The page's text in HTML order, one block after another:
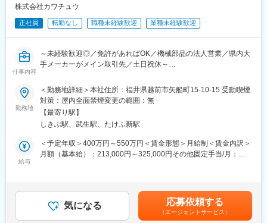
変更の範囲：無
当社の営業は、一人ひとりの裁量が大きいことが特長です。
す。
中小企業ならではの意思決定のスピード感があるため、
自分で考え、工夫し、結果につなげられる環境だからこそ、
一人ひとりが高いモチベーションを持って仕事に取り組めていま
す。
四国、福井、広島と拠点を拡大し、今後も九州・静岡・茨城など
への展開を計画しています。
2026年度より工事事業本部を発足し、機械の提案から工事まで一
貫して対応できる体制を整えました。
これにより、より幅広いお客様のご要望に応えられるようになっ
株式会社カワチュウ
正社員 転勤なし 職種未経験歓迎 業種未経験歓迎
仕事内容
～未経験歓迎◎／免許があればOK／機械部品の法人営業／県内大
手メーカーがメイン取引先／土日祝休～
■業務概要：
同社では、県内外の大手工場に対して機械部品や副資材を納入す
る法人営業に従事頂きます。既存100％の営業活動となります。
■業務詳細：
・客先工場の担当者との打ち合わせ
・設計担当者との詳細擦り合わせ
消耗品などワイヤーなど）
お客様先：工場を所有しているメーカーや商社
勤務地
＜勤務地詳細＞本社住所：福井県越前市矢船町15-10-15 受動喫煙
対策：屋内全面禁煙変更の範囲：無
【最寄り駅】
しきぶ駅、武生駅、たけふ新駅
給与
＜予定年収＞400万円～550万円＜賃金形態＞月給制＜賃金内訳＞
月額（基本給）：213,000円～325,000円その他固定手当/月：
12月（昨年度実績：3.5ヶ月～4.5カ月分）賃金はあくまでも目安
の金額であり、選考を通じて上下する可能性があります。月給(月
額)は固定手当を含めた表記です。
気になる 応募依頼する
（エージェントサービス）